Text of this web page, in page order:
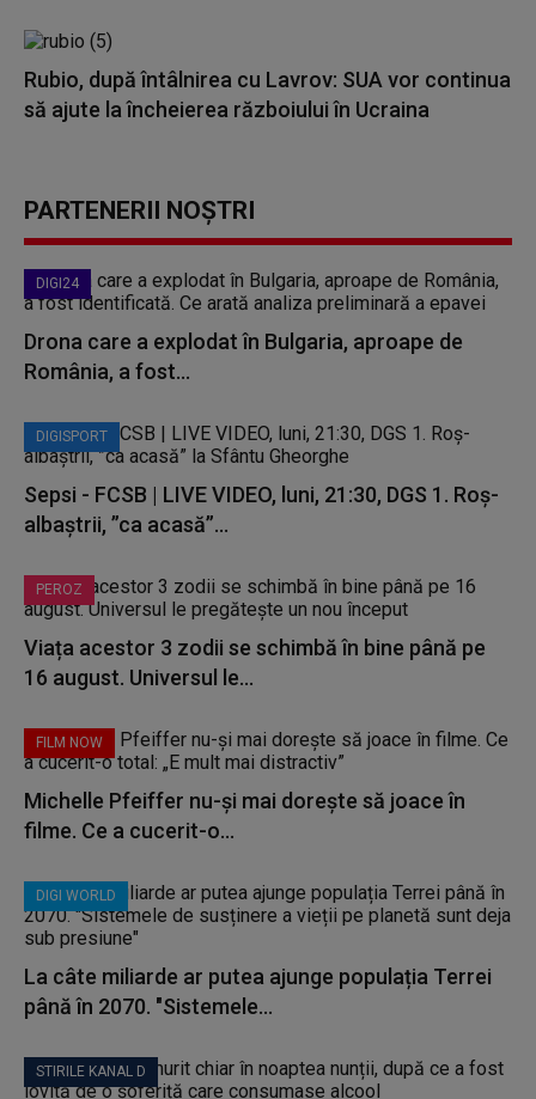
Rubio, după întâlnirea cu Lavrov: SUA vor continua
să ajute la încheierea războiului în Ucraina
PARTENERII NOȘTRI
DIGI24
Drona care a explodat în Bulgaria, aproape de
România, a fost...
DIGISPORT
Sepsi - FCSB | LIVE VIDEO, luni, 21:30, DGS 1. Roș-
albaștrii, ”ca acasă”...
PEROZ
Viața acestor 3 zodii se schimbă în bine până pe
16 august. Universul le...
FILM NOW
Michelle Pfeiffer nu-și mai dorește să joace în
filme. Ce a cucerit-o...
DIGI WORLD
La câte miliarde ar putea ajunge populația Terrei
până în 2070. "Sistemele...
STIRILE KANAL D